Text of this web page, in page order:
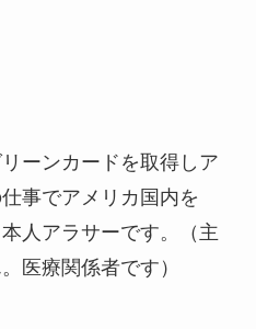
ーンカードを取得しア
事でアメリカ国内を
人アラサーです。（主
医療関係者です）